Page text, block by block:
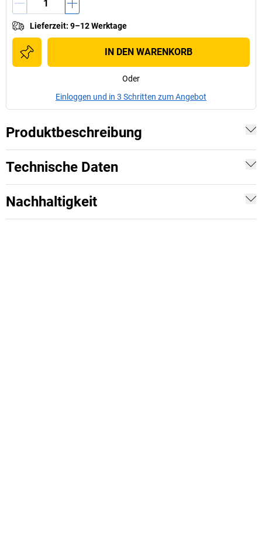
Lieferzeit: 9–12 Werktage
IN DEN WARENKORB
Oder
Einloggen und in 3 Schritten zum Angebot
Produktbeschreibung
Technische Daten
Nachhaltigkeit